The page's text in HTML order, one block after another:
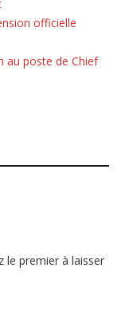
officielle
au poste de Chief
le premier à laisser